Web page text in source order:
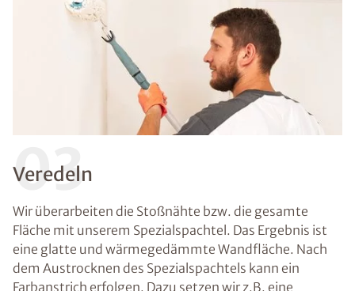
03
Veredeln
Wir überarbeiten die Stoßnähte bzw. die gesamte
Fläche mit unserem Spezialspachtel. Das Ergebnis ist
eine glatte und wärmegedämmte Wandfläche. Nach
dem Austrocknen des Spezialspachtels kann ein
Farbanstrich erfolgen. Dazu setzen wir z.B. eine